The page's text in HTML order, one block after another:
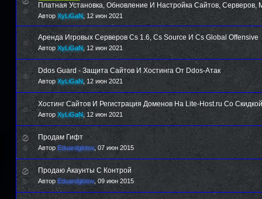
Платная Установка, Обновление И Настройка Сайтов, Серверов,
Автор XyLiGaN, 12 июн 2021
Аренда Игровых Серверов Cs 1.6, Cs Source И Cs Global Offensive
Автор XyLiGaN, 12 июн 2021
Ddos Guard - Защита Сайтов И Хостинга От Ddos-Атак
Автор XyLiGaN, 12 июн 2021
Хостинг Сайтов И Регистрация Доменов На Lite-Host.ru Со Скидкой
Автор XyLiGaN, 12 июн 2021
Продам Гифт
Автор Eduardglotov, 07 июн 2015
Продаю Акаунты С Контрой
Автор Eduardglotov, 09 июн 2015